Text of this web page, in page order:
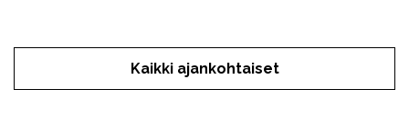
Kaikki ajankohtaiset